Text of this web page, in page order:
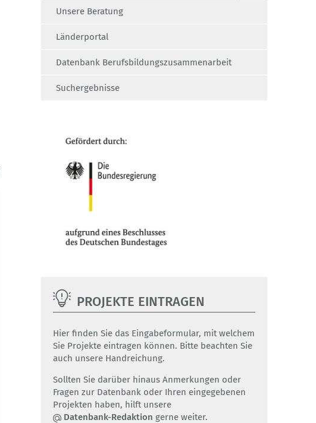
Unsere Beratung
Länderportal
Datenbank Berufsbildungszusammenarbeit
Suchergebnisse
PROJEKTE EINTRAGEN
Hier finden Sie das Eingabeformular, mit welchem
Sie Projekte eintragen können. Bitte beachten Sie
auch unsere Handreichung.
Sollten Sie darüber hinaus Anmerkungen oder
Fragen zur Datenbank oder Ihren eingegebenen
Projekten haben, hilft unsere
Datenbank-Redaktion gerne weiter.